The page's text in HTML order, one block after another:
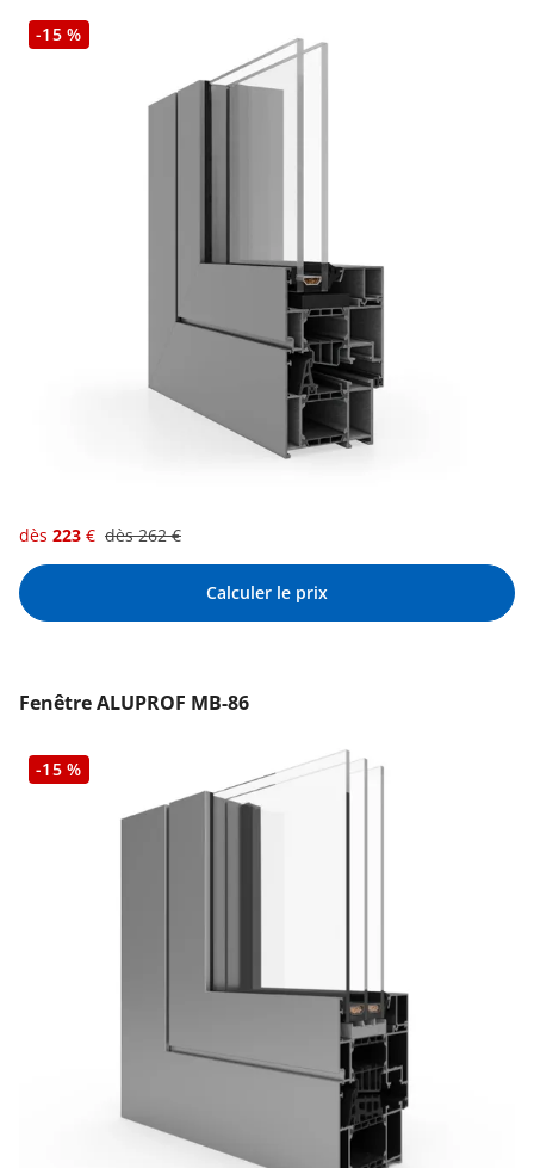
-15 %
dès 223 € dès262€
Calculer le prix
Fenêtre ALUPROF MB-86
-15 %